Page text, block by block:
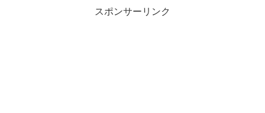
スポンサーリンク